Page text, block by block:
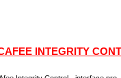
INTEGRITY